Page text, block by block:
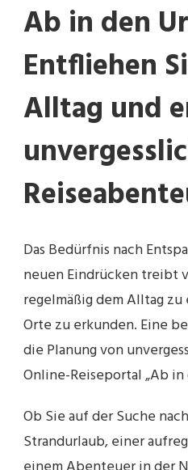
Ab in den
Entfliehen
Alltag und
Das Bedürfnis nach
neuen Eindrücken treibt
regelmäßig dem Alltag
Orte zu erkunden. Eine
die Planung von
Online-Reiseportal „Ab in
Ob Sie auf der Suche
Strandurlaub, einer